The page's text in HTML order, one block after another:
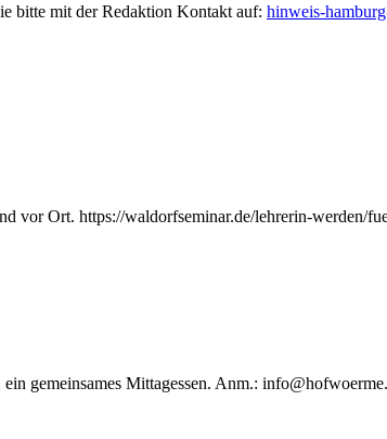
bitte mit der Redaktion Kontakt auf: hinweis-
vor Ort. https://waldorfseminar.de/lehrerin-werden/
gemeinsames Mittagessen. Anm.: